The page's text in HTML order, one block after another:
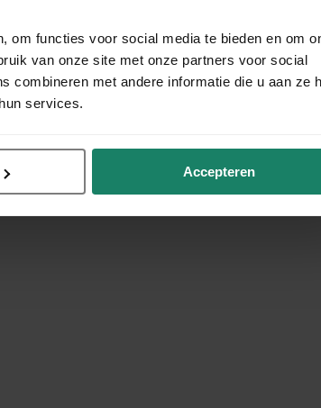
om functies voor social media te bieden en om
van onze site met onze partners voor social
combineren met andere informatie die u aan ze
services.
Accepteren